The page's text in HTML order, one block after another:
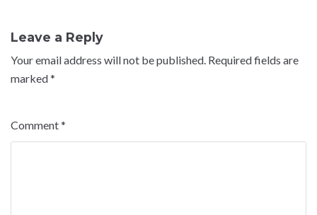
Leave a Reply
Your email address will not be published. Required fields are
marked*
Comment*